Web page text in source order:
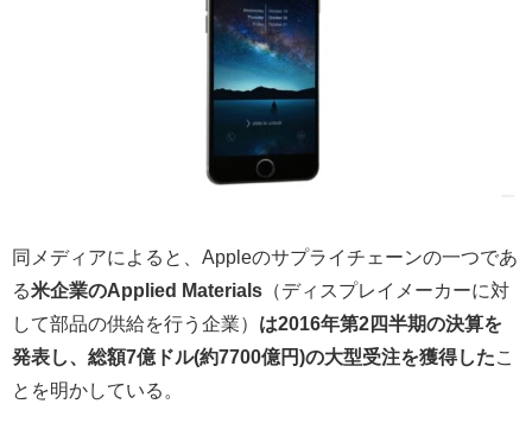
同メディアによると、Appleのサプライチェーンの一つであ
る米企業のApplied Materials （ディスプレイメーカーに対
して部品の供給を行う企業） は2016年第2四半期の決算を
発表し、総額7億ドル(約7700億円)の大型受注を獲得したこ
とを明かしている。